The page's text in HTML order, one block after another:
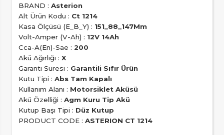
BRAND : Asterion
Alt Ürün Kodu : Ct 1214
Kasa Ölçüsü (E_B_Y) : 151_88_147Mm
Volt-Amper (V-Ah) : 12V 14Ah
Cca-A(En)-Sae : 200
Akü Ağırlığı : X
Garanti Süresi : Garantili Sıfır Ürün
Kutu Tipi : Abs Tam Kapalı
Kullanım Alanı : Motorsiklet Aküsü
Akü Özelliği : Agm Kuru Tip Akü
Kutup Başı Tipi : Düz Kutup
PRODUCT CODE : ASTERION CT 1214